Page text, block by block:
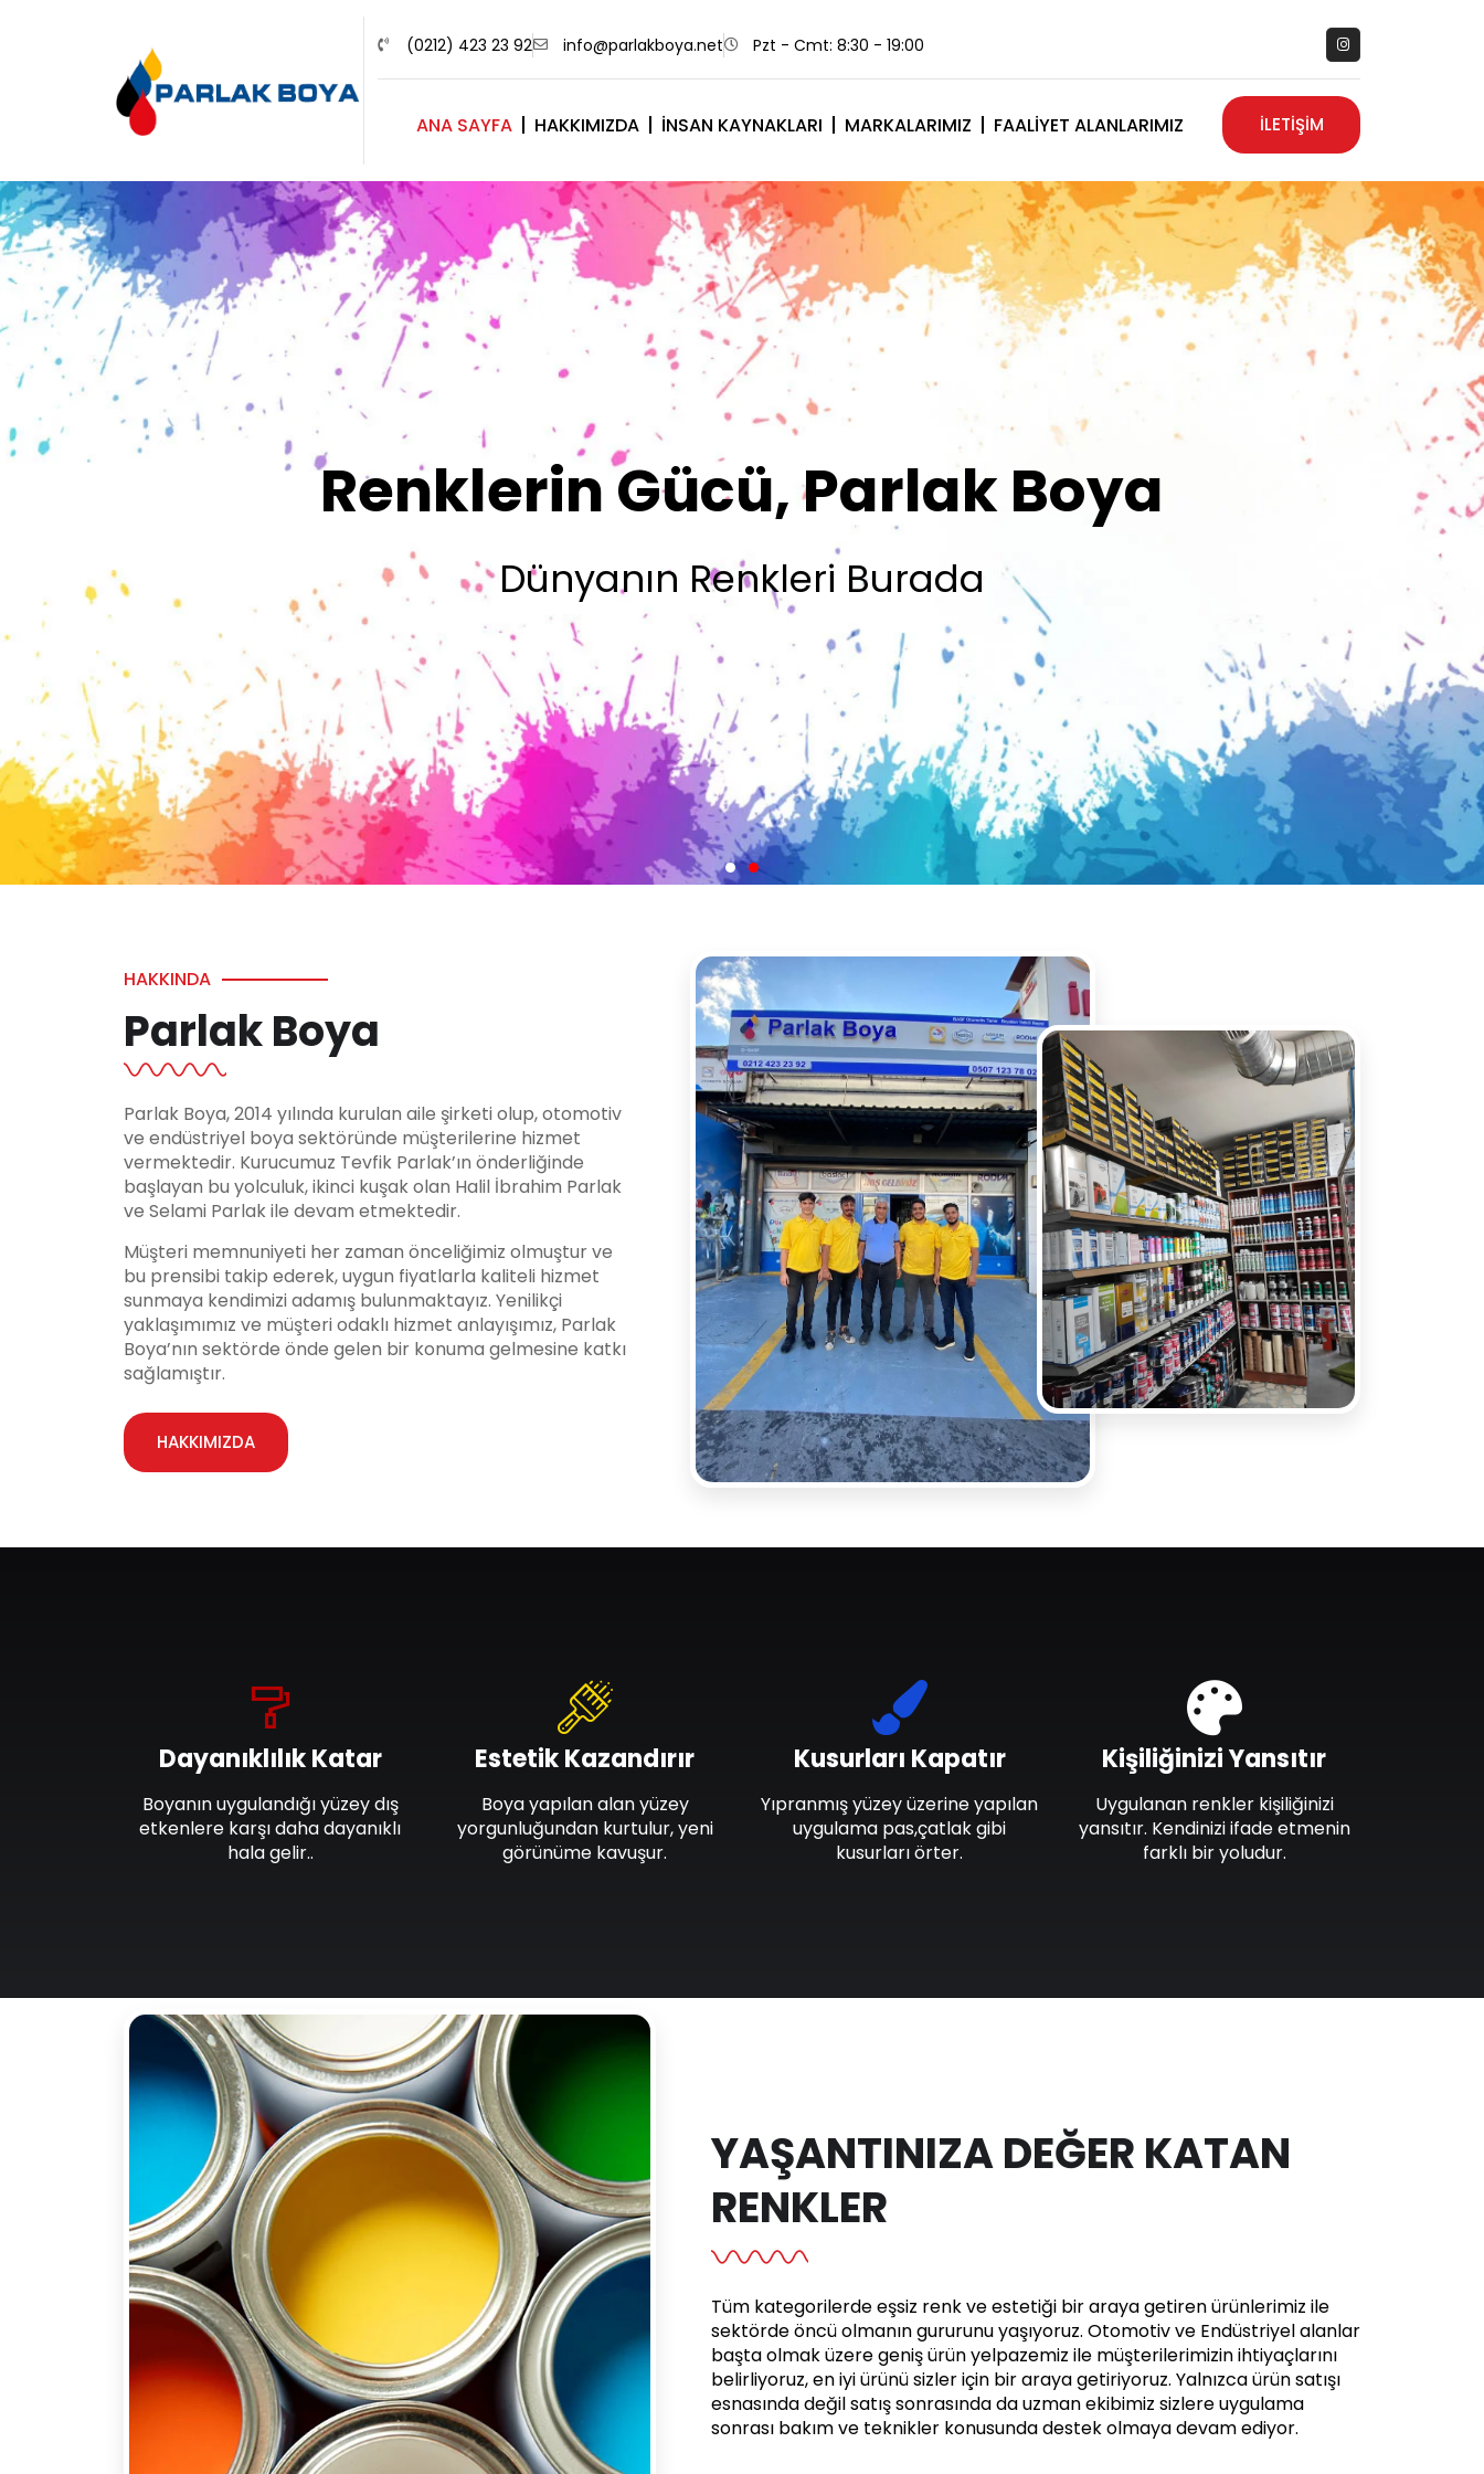
(0212) 423 23 92 info@parlakboya.net Pzt - Cmt: 8:30 - 19:00
ANA SAYFA HAKKIMIZDA İNSAN KAYNAKLARI MARKALARIMIZ FAALIYET ALANLARIMIZ İLETİŞİM
Renklerimiz Sizin İmzanız
Olsun
HAKKINDA
Parlak Boya
Parlak Boya, 2014 yılında kurulan aile şirketi olup, otomotiv
ve endüstriyel boya sektöründe müşterilerine hizmet
vermektedir. Kurucumuz Tevfik Parlak’ın önderliğinde
başlayan bu yolculuk, ikinci kuşak olan Halil İbrahim Parlak
ve Selami Parlak ile devam etmektedir.
Müşteri memnuniyeti her zaman önceliğimiz olmuştur ve
bu prensibi takip ederek, uygun fiyatlarla kaliteli hizmet
sunmaya kendimizi adamış bulunmaktayız. Yenilikçi
yaklaşımımız ve müşteri odaklı hizmet anlayışımız, Parlak
Boya’nın sektörde önde gelen bir konuma gelmesine katkı
sağlamıştır.
HAKKIMIZDA
Dayanıklılık Katar
Boyanın uygulandığı yüzey dış
etkenlere karşı daha dayanıklı
hala gelir..
Estetik Kazandırır
Boya yapılan alan yüzey
yorgunluğundan kurtulur, yeni
görünüme kavuşur.
Kusurları Kapatır
Yıpranmış yüzey üzerine yapılan
uygulama pas,çatlak gibi
kusurları örter.
Kişiliğinizi Yansıtır
Uygulanan renkler kişiliğinizi
yansıtır. Kendinizi ifade etmenin
farklı bir yoludur.
YAŞANTINIZA DEĞER KATAN
RENKLER
Tüm kategorilerde eşsiz renk ve estetiği bir araya getiren ürünlerimiz ile
sektörde öncü olmanın gururunu yaşıyoruz. Otomotiv ve Endüstriyel alanlar
başta olmak üzere geniş ürün yelpazemiz ile müşterilerimizin ihtiyaçlarını
belirliyoruz, en iyi ürünü sizler için bir araya getiriyoruz. Yalnızca ürün satışı
esnasında değil satış sonrasında da uzman ekibimiz sizlere uygulama
sonrası bakım ve teknikler konusunda destek olmaya devam ediyor.